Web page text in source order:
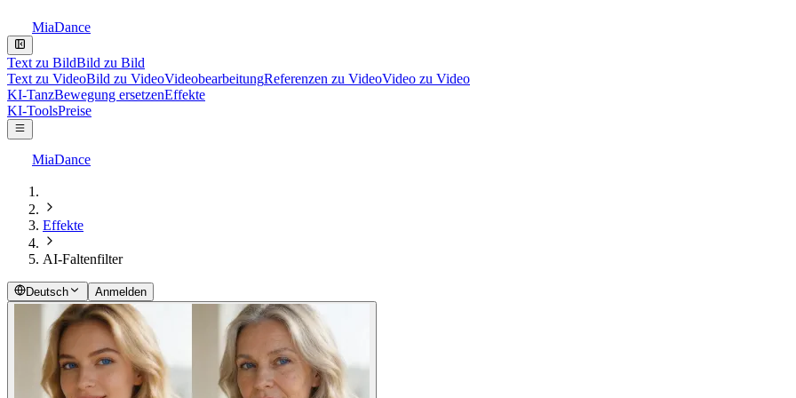
MiaDance
Text zu BildBild zu Bild
Text zu VideoBild zu VideoVideobearbeitungReferenzen zu VideoVideo zu Video
KI-TanzBewegung ersetzenEffekte
KI-ToolsPreise
MiaDance
Effekte
AI-Faltenfilter
Deutsch Anmelden